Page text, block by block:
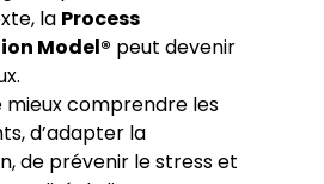
la Process
Model® peut devenir
mieux comprendre les
d’adapter la
de prévenir le stress et